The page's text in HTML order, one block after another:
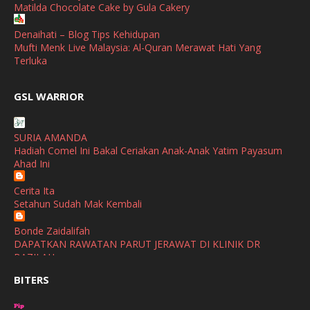
September
April
March
January
November (2)
September
August
July
June
Matilda Chocolate Cake by Gula Cakery
Denaihati – Blog Tips Kehidupan
Mufti Menk Live Malaysia: Al-Quran Merawat Hati Yang
Terluka
Watsons Get Active Carnival 2026 Meriahkan Stadium Merdeka
SHALIMAR YUSOF
Selamat Maju Jaya Untuk Puan Intan
Show All
GSL WARRIOR
SURIA AMANDA
Hadiah Comel Ini Bakal Ceriakan Anak-Anak Yatim Payasum
Ahad Ini
Cerita Ita
Setahun Sudah Mak Kembali
Bonde Zaidalifah
DAPATKAN RAWATAN PARUT JERAWAT DI KLINIK DR
BAZILAH
Ana Suhana
BITERS